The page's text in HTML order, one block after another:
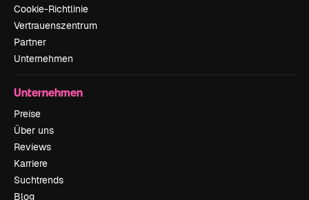
Cookie-Richtlinie
Vertrauenszentrum
Partner
Unternehmen
Unternehmen
Preise
Über uns
Reviews
Karriere
Suchtrends
Blog